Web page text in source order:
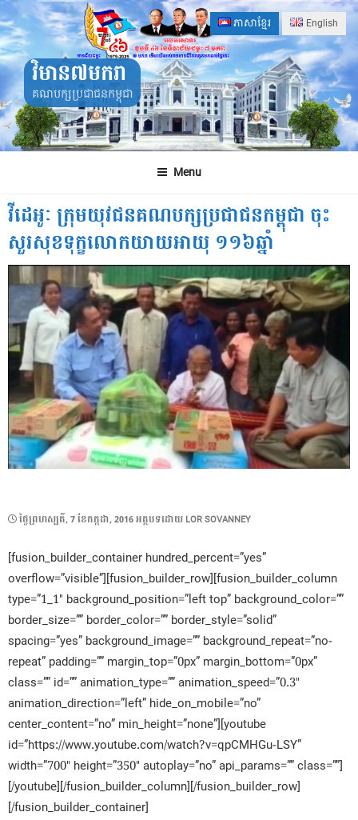
Skip
to
content
ភាសាខ្មែរ English
វិមាន៧មករា
គណបក្សប្រជាជនកម្ពុជា
Menu
វីដេអូៈ ក្រុមយុវជនគណបក្សប្រជាជនកម្ពុជា ចុះ
សួរសុខទុក្ខលោកយាយអាយុ ១១៦ឆ្នាំ
POSTED
ថ្ងៃ​ព្រហស្បតិ៍, 7 ខែ​កក្កដា, 2016អត្ថបទដោយ LOR SOVANNEY
[fusion_builder_container hundred_percent=”yes”
overflow=”visible”][fusion_builder_row][fusion_builder_column
type=”1_1″ background_position=”left top” background_color=””
border_size=”” border_color=”” border_style=”solid”
spacing=”yes” background_image=”” background_repeat=”no-
repeat” padding=”” margin_top=”0px” margin_bottom=”0px”
class=”” id=”” animation_type=”” animation_speed=”0.3″
animation_direction=”left” hide_on_mobile=”no”
center_content=”no” min_height=”none”][youtube
id=”https://www.youtube.com/watch?v=qpCMHGu-LSY”
width=”700″ height=”350″ autoplay=”no” api_params=”” class=””]
[/youtube][/fusion_builder_column][/fusion_builder_row]
[/fusion_builder_container]